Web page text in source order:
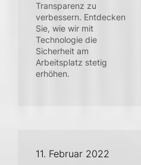
Transparenz zu
verbessern. Entdecken
Sie, wie wir mit
Technologie die
Sicherheit am
Arbeitsplatz stetig
erhöhen.
11. Februar 2022